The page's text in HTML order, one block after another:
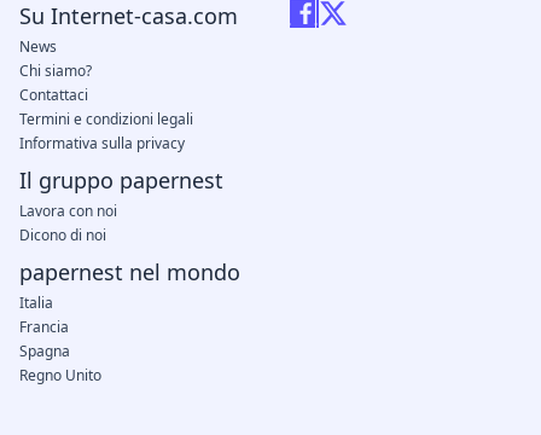
Su Internet-casa.com
News
Chi siamo?
Contattaci
Termini e condizioni legali
Informativa sulla privacy
Il gruppo papernest
Lavora con noi
Dicono di noi
papernest nel mondo
Italia
Francia
Spagna
Regno Unito